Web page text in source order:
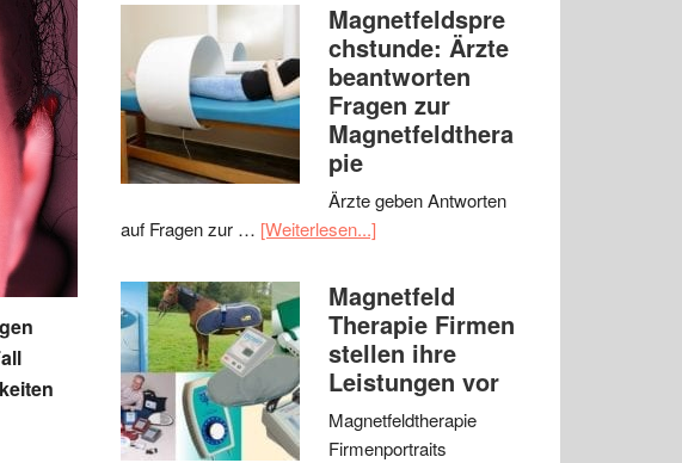
Magnetfeldspre
chstunde: Ärzte
beantworten
Fragen zur
Magnetfeldthera
pie
Ärzte geben Antworten
auf Fragen zur … [Weiterlesen...]
Magnetfeld
Therapie Firmen
stellen ihre
Leistungen vor
Magnetfeldtherapie
Firmenportraits